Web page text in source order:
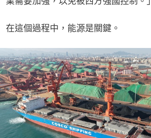
在這個過程中，能源是關鍵。